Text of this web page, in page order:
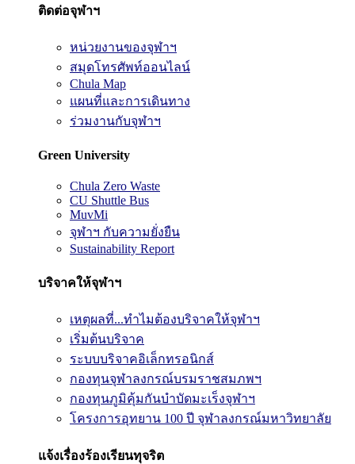
ติดต่อจุฬาฯ
หน่วยงานของจุฬาฯ
สมุดโทรศัพท์ออนไลน์
Chula Map
แผนที่และการเดินทาง
ร่วมงานกับจุฬาฯ
Green University
Chula Zero Waste
CU Shuttle Bus
MuvMi
จุฬาฯ กับความยั่งยืน
Sustainability Report
บริจาคให้จุฬาฯ
เหตุผลที่...ทำไมต้องบริจาคให้จุฬาฯ
เริ่มต้นบริจาค
ระบบบริจาคอิเล็กทรอนิกส์
กองทุนจุฬาลงกรณ์บรมราชสมภพฯ
กองทุนภูมิคุ้มกันบำบัดมะเร็งจุฬาฯ
โครงการอุทยาน 100 ปี จุฬาลงกรณ์มหาวิทยาลัย
แจ้งเรื่องร้องเรียนทุจริต